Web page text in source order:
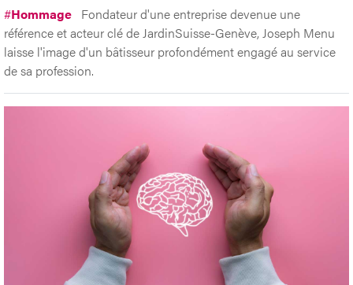
#Hommage Fondateur d'une entreprise devenue une
référence et acteur clé de JardinSuisse-Genève, Joseph Menu
laisse l'image d'un bâtisseur profondément engagé au service
de sa profession.